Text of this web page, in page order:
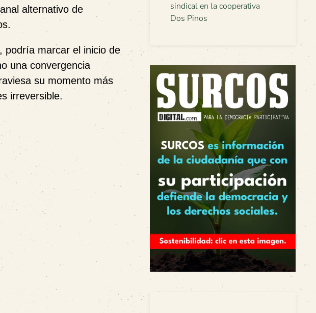
alternativo de
podría marcar el inicio de
una convergencia
su momento más
irreversible.
sindical en la cooperativa
Dos Pinos